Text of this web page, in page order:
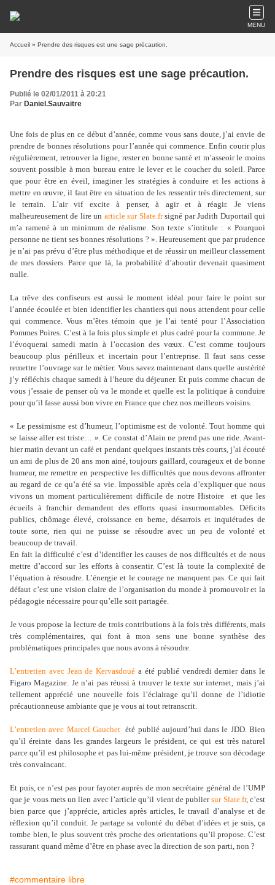
MENU
Accueil » Prendre des risques est une sage précaution.
Prendre des risques est une sage précaution.
Publié le 02/01/2011 à 20:21
Par Daniel.Sauvaitre
Une fois de plus en ce début d’année, comme vous sans doute, j’ai envie de
prendre de bonnes résolutions pour l’année qui commence. Enfin courir plus
régulièrement, retrouver la ligne, rester en bonne santé et m’asseoir le moins
souvent possible à mon bureau entre le lever et le coucher du soleil. Parce
que pour être en éveil, imaginer les stratégies à conduire et les actions à
mettre en œuvre, il faut être en situation de les ressentir très directement, sur
le terrain. L’air vif excite à penser, à agir et à réagir. Je viens
malheureusement de lire un article sur Slate.frsigné par Judith Duportail qui
m’a ramené à un minimum de réalisme. Son texte s’intitule : « Pourquoi
personne ne tient ses bonnes résolutions ? ». Heureusement que par prudence
je n’ai pas prévu d’être plus méthodique et de réussir un meilleur classement
de mes dossiers. Parce que là, la probabilité d’aboutir devenait quasiment
nulle.
La trêve des confiseurs est aussi le moment idéal pour faire le point sur
l’année écoulée et bien identifier les chantiers qui nous attendent pour celle
qui commence. Vous m’êtes témoin que je l’ai tenté pour l’Association
Pommes Poires. C’est à la fois plus simple et plus cadré pour la commune. Je
l’évoquerai samedi matin à l’occasion des vœux. C’est comme toujours
beaucoup plus périlleux et incertain pour l’entreprise. Il faut sans cesse
remettre l’ouvrage sur le métier. Vous savez maintenant dans quelle austérité
j’y réfléchis chaque samedi à l’heure du déjeuner. Et puis comme chacun de
vous j’essaie de penser où va le monde et quelle est la politique à conduire
pour qu’il fasse aussi bon vivre en France que chez nos meilleurs voisins.
« Le pessimisme est d’humeur, l’optimisme est de volonté. Tout homme qui
se laisse aller est triste… ». Ce constat d’Alain ne prend pas une ride. Avant-
hier matin devant un café et pendant quelques instants très courts, j’ai écouté
un ami de plus de 20 ans mon ainé, toujours gaillard, courageux et de bonne
humeur, me remettre en perspective les difficultés que nous devons affronter
au regard de ce qu’a été sa vie. Impossible après cela d’expliquer que nous
vivons un moment particulièrement difficile de notre Histoire
et que les
écueils à franchir demandent des efforts quasi insurmontables. Déficits
publics, chômage élevé, croissance en berne, désarrois et inquiétudes de
toute sorte, rien qui ne puisse se résoudre avec un peu de volonté et
beaucoup de travail.
En fait la difficulté c’est d’identifier les causes de nos difficultés et de nous
mettre d’accord sur les efforts à consentir. C’est là toute la complexité de
l’équation à résoudre. L’énergie et le courage ne manquent pas. Ce qui fait
défaut c’est une vision claire de l’organisation du monde à promouvoir et la
pédagogie nécessaire pour qu’elle soit partagée.
Je vous propose la lecture de trois contributions à la fois très différents, mais
très complémentaires, qui font à mon sens une bonne synthèse des
problématiques principales que nous avons à résoudre.
L’entretien avec Jean de Kervasdoué a été publié vendredi dernier dans le
Figaro Magazine. Je n’ai pas réussi à trouver le texte sur internet, mais j’ai
tellement apprécié une nouvelle fois l’éclairage qu’il donne de l’idiotie
précautionneuse ambiante que je vous ai tout retranscrit.
L’entretien avec Marcel Gauchet été publié aujourd’hui dans le JDD. Bien
qu’il éreinte dans les grandes largeurs le président, ce qui est très naturel
parce qu’il est philosophe et pas lui-même président, je trouve son décodage
très convaincant.
Et puis, ce n’est pas pour fayoter auprès de mon secrétaire général de l’UMP
que je vous mets un lien avec l’article qu’il vient de publiersur Slate.fr, c’est
bien parce que j’apprécie, articles après articles, le travail d’analyse et de
réflexion qu’il conduit. Je partage sa volonté du débat d’idées et je suis, ça
tombe bien, le plus souvent très proche des orientations qu’il propose. C’est
rassurant quand même d’être en phase avec la direction de son parti, non ?
#commentaire libre